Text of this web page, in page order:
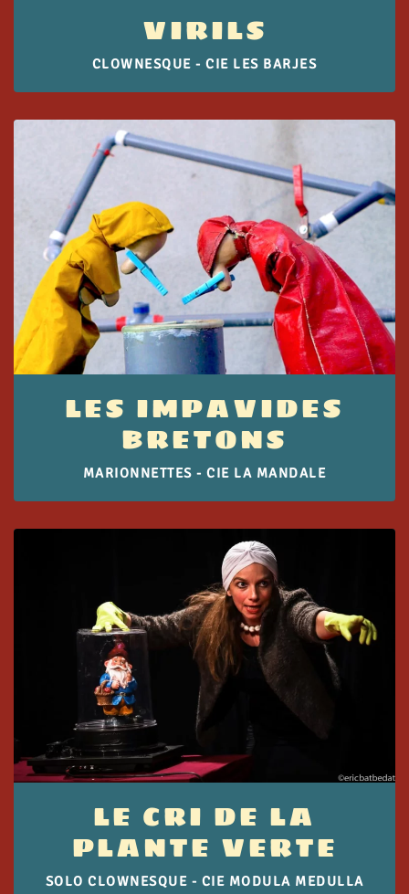
VIRILS
CLOWNESQUE - CIE LES BARJES
LES IMPAVIDES
BRETONS
MARIONNETTES - CIE LA MANDALE
LE CRI DE LA
PLANTE VERTE
SOLO CLOWNESQUE - CIE MODULA MEDULLA